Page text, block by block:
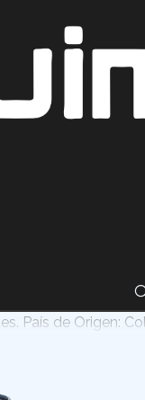
AL CARRITO
su potente
química y
País de Origen: